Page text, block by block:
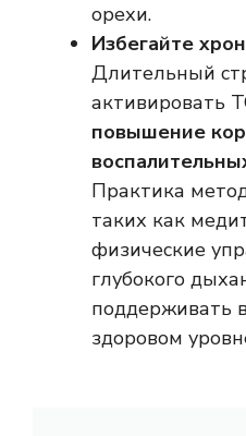
орехи.
Избегайте
Длительный
активировать
повышение
Практика
таких как
физические
глубокого
поддерживать
здоровом